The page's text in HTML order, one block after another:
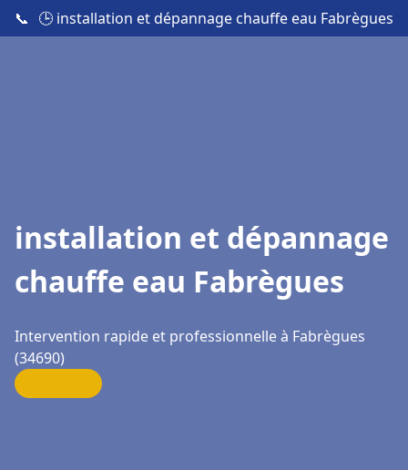
📞 🕒 installation et dépannage chauffe eau Fabrègues
installation et dépannage
chauffe eau Fabrègues
Intervention rapide et professionnelle à Fabrègues
(34690)